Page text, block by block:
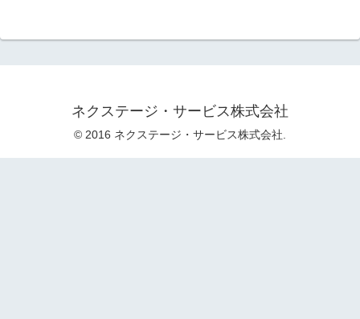
ネクステージ・サービス株式会社
© 2016 ネクステージ・サービス株式会社.